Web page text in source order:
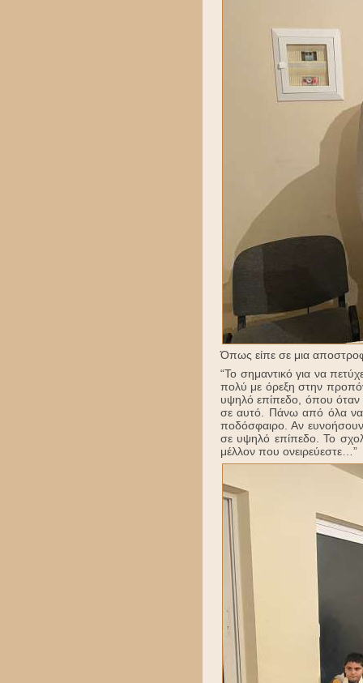
Όπως είπε σε μια
“Το σημαντικό για να
πολύ με όρεξη στην
υψηλό επίπεδο, όπου όταν
σε αυτό. Πάνω από όλα να
ποδόσφαιρο. Αν ευνοήσουν
σε υψηλό επίπεδο. Το
μέλλον που ονειρεύεστε…”